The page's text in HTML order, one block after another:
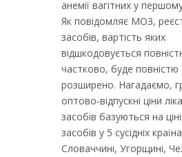
анемії вагітних у
Як повідомляє МОЗ,
засобів, вартість яких
відшкодовується
частково, буде
розширено. Нагадаємо,
оптово-відпускні ціни
засобів базуються на
засобів у 5 сусідніх
Словаччині, Угорщині,